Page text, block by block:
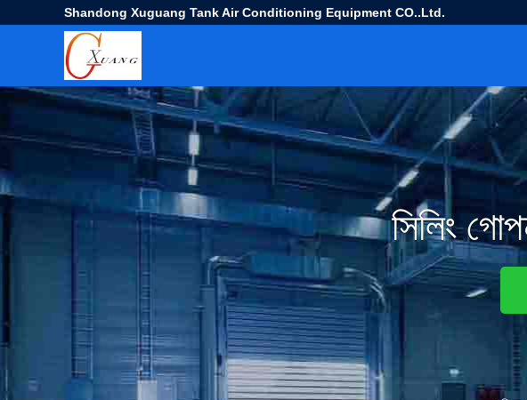
Shandong Xuguang Tank Air Conditioning Equipment CO..Ltd.
সিলিং